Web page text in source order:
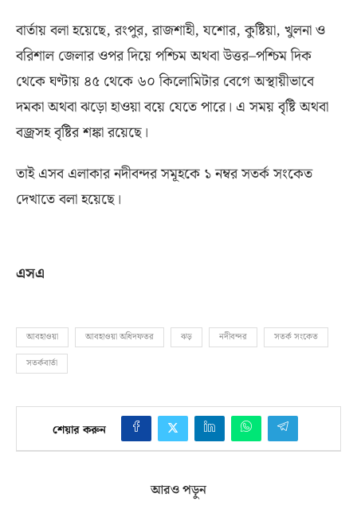
বার্তায় বলা হয়েছে,রংপুর,রাজশাহী,যশোর,কুষ্টিয়া, খুলনা ও
বরিশাল জেলার ওপর দিয়ে পশ্চিম অথবা উত্তর–পশ্চিম দিক
থেকে ঘণ্টায় ৪৫ থেকে ৬০ কিলোমিটার বেগে অস্থায়ীভাবে
দমকা অথবা ঝড়ো হাওয়া বয়ে যেতে পারে। এ সময় বৃষ্টি অথবা
বজ্রসহ বৃষ্টির শঙ্কা রয়েছে।
তাই এসব এলাকার নদীবন্দর সমূহকে ১ নম্বর সতর্ক সংকেত
দেখাতে বলা হয়েছে।
এসএ
আবহাওয়া আবহাওয়া অধিদফতর ঝড় নদীবন্দর
সতর্ক সংকেত
সতর্কবার্তা
শেয়ার করুন
আরও পড়ুন